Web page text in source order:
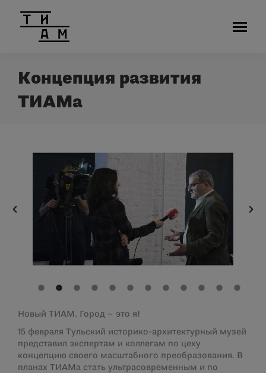
Концепция развития
ТИАМа
Новый ТИАМ. Город – это я!
15 февраля Тульский историко-архитектурный музей
представил экспертам и коллегам по цеху
концепцию своего масштабного преобразования. В
планах ТИАМа стать ультрасовременным и по